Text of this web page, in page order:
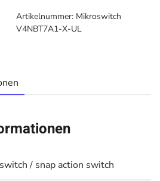
Artikelnummer: Mikroswitch
V4NBT7A1-X-UL
/ snap action switch